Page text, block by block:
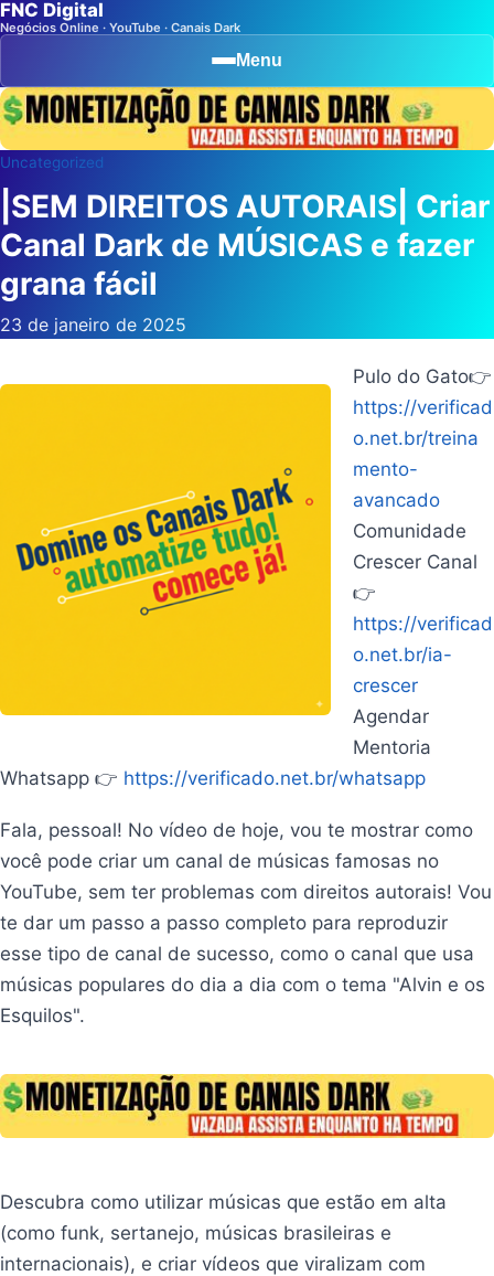
FNC Digital
Negócios Online · YouTube · Canais Dark
Menu
Uncategorized
|SEM DIREITOS AUTORAIS| Criar
Canal Dark de MÚSICAS e fazer
grana fácil
23 de janeiro de 2025
Pulo do Gato👉
https://verificad
o.net.br/treina
mento-
avancado
Comunidade
Crescer Canal
👉
https://verificad
o.net.br/ia-
crescer
Agendar
Mentoria
Whatsapp 👉 https://verificado.net.br/whatsapp
Fala, pessoal! No vídeo de hoje, vou te mostrar como
você pode criar um canal de músicas famosas no
YouTube, sem ter problemas com direitos autorais! Vou
te dar um passo a passo completo para reproduzir
esse tipo de canal de sucesso, como o canal que usa
músicas populares do dia a dia com o tema "Alvin e os
Esquilos".
Descubra como utilizar músicas que estão em alta
(como funk, sertanejo, músicas brasileiras e
internacionais), e criar vídeos que viralizam com